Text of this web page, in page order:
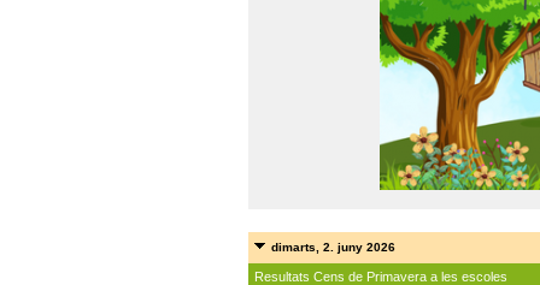
dimarts, 2. juny 2026
Resultats Cens de Primavera a les escoles